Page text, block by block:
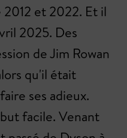
et 2022. Et il
2025. Des
de Jim Rowan
qu'il était
ses adieux.
facile. Venant